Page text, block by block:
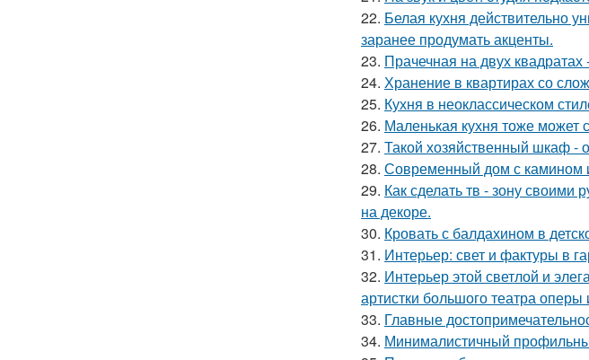
22. Белая кухня действительно
заранее продумать акценты.
23. Прачечная на двух квадратах
24. Хранение в квартирах со
25. Кухня в неоклассическом
26. Маленькая кухня тоже может
27. Такой хозяйственный шкаф -
28. Современный дом с камином
29. Как сделать тв - зону своими
на декоре.
30. Кровать с балдахином в
31. Интерьер: свет и фактуры в
32. Интерьер этой светлой и
артистки большого театра
33. Главные
34. Минималистичный